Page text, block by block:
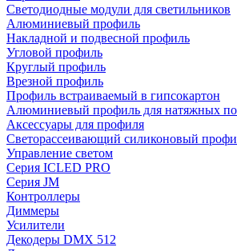
Светодиодные модули для светильников
Алюминиевый профиль
Накладной и подвесной профиль
Угловой профиль
Круглый профиль
Врезной профиль
Профиль встраиваемый в гипсокартон
Алюминиевый профиль для натяжных
Аксессуары для профиля
Светорассеивающий силиконовый
Управление светом
Серия ICLED PRO
Серия JM
Контроллеры
Диммеры
Усилители
Декодеры DMX 512